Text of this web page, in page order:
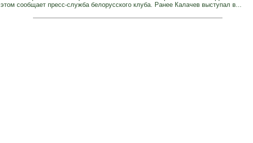
этом сообщает пресс-служба белорусского клуба. Ранее Калачев выступал в...